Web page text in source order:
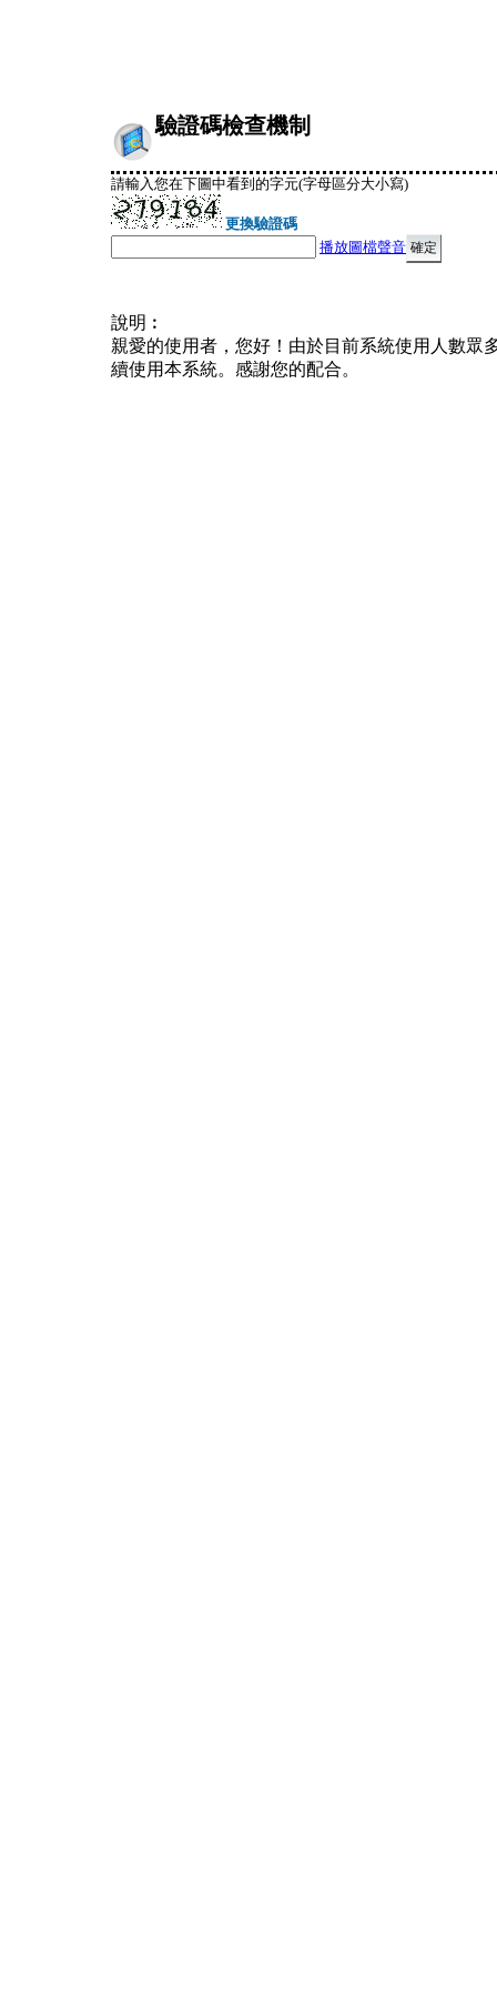
驗證碼檢查機制
請輸入您在下圖中看到的字元(字母區分大小寫)
更換驗證碼
播放圖檔聲音
說明︰
親愛的使用者，您好！由於目前系統使用人數眾
續使用本系統。感謝您的配合。